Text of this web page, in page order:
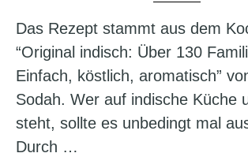
Das Rezept stammt aus dem
“Original indisch: Über 130
Einfach, köstlich, aromatisch”
Sodah. Wer auf indische Küche
steht, sollte es unbedingt mal
Durch …